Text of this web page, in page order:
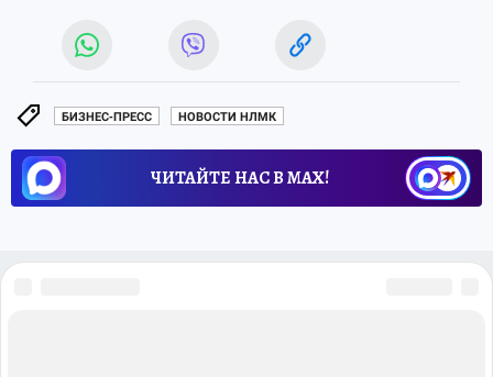
БИЗНЕС-ПРЕСС НОВОСТИ НЛМК
ЧИТАЙТЕ НАС В МАХ!